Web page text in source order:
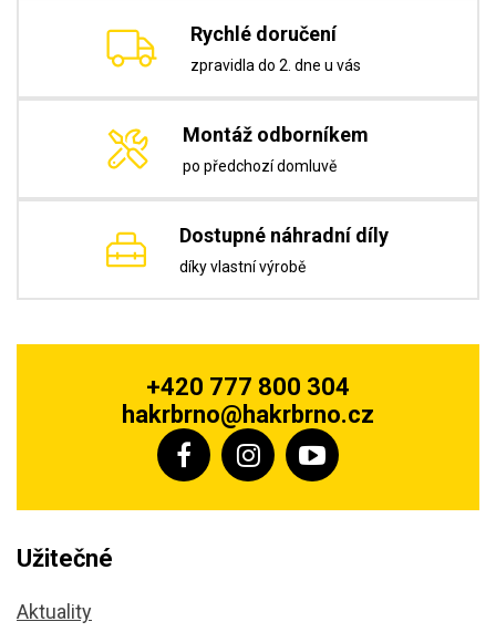
Rychlé doručení
zpravidla do 2. dne u vás
Montáž odborníkem
po předchozí domluvě
Dostupné náhradní díly
díky vlastní výrobě
+420 777 800 304
hakrbrno@hakrbrno.cz
Užitečné
Aktuality